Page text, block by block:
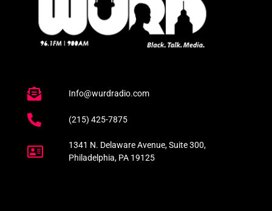
Info@wurdradio.com
(215) 425-7875
1341 N. Delaware Avenue, Suite 300,
Philadelphia, PA 19125